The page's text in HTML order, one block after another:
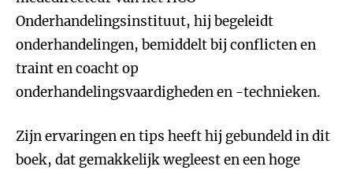
Onderhandelingsinstituut, hij begeleidt
onderhandelingen, bemiddelt bij conflicten en
traint en coacht op
onderhandelingsvaardigheden en -technieken.
Zijn ervaringen en tips heeft hij gebundeld in dit
boek, dat gemakkelijk wegleest en een hoge